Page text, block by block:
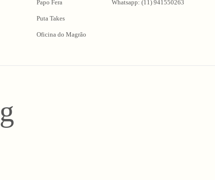
Papo Fera
Puta Takes
Oficina do Magrão
Whatsapp: (11) 941550263